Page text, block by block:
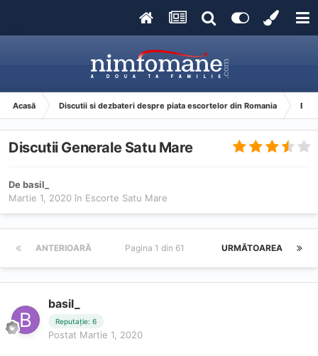
Acasă Discutii si dezbateri despre piata escortelor din Romania
Discutii Generale Satu Mare
Debasil_
Martie 1, 2020 în Escorte Satu Mare
ANTERIOARĂ URMĂTOAREA
Pagina 1 din 61
basil_
Reputație: 6
Postat Martie 1, 2020